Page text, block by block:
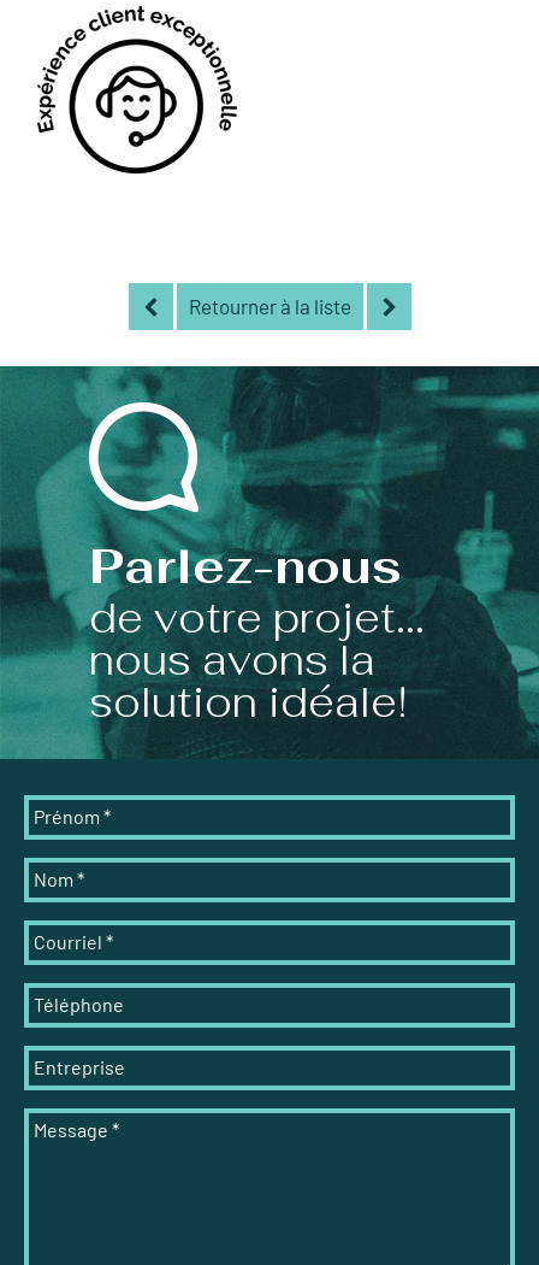
Retourner à la liste
Parlez-nous
de votre projet...
nous avons la
solution idéale!
Prénom *
Nom *
Courriel *
Téléphone
Entreprise
Message *